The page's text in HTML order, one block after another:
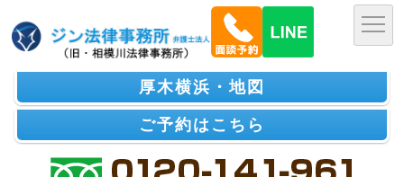
厚木横浜・地図
ご予約はこちら